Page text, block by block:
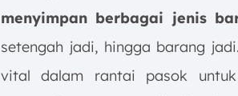
menyimpan berbagai jenis
setengah jadi, hingga barang
vital dalam rantai pasok